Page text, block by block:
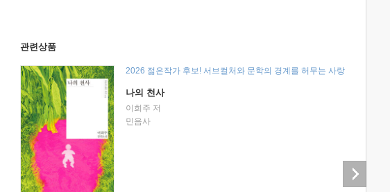
관련상품
2026 젊은작가 후보! 서브컬처와 문학의 경계를 허무는 사랑
나의 천사
이희주 저
민음사